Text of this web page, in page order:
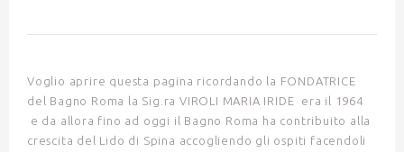
Voglio aprire questa pagina ricordando la FONDATRICE
del Bagno Roma la Sig.ra VIROLI MARIA IRIDE era il 1964
e da allora fino ad oggi il Bagno Roma ha contribuito alla
crescita del Lido di Spina accogliendo gli ospiti facendoli